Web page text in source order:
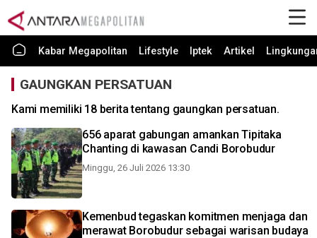
Kabar Megapolitan Lifestyle Iptek Artikel
GAUNGKAN PERSATUAN
Kami memiliki 18 berita tentang gaungkan persatuan.
656 aparat gabungan amankan Tipitaka
Chanting di kawasan Candi Borobudur
Minggu, 26 Juli 2026 13:30
Kemenbud tegaskan komitmen menjaga dan
merawat Borobudur sebagai warisan budaya